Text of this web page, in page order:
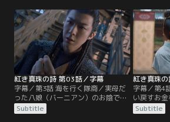
日、崔氏の採取場に昭武康国の豪
商・燕子京（イエン・ズージン）と
謎めいた書生・張晋然（ジャン・ジ
ンラン）が現れ崔定（ツイ・ディ
ン）が開催する真珠の競売会に参加
する。
案内する
語る。一
される郢
いた燕子
彼は張晋
すること
紅き真珠の詩 第03話／字幕
字幕／第3話 海を行く隊商／実母だ
った八娘（バーニアン）のお陰で崔
定（ツイ・ディン）から逃れるも海
に投げ出された端午（ドゥアンウ
Subtitle
紅き真珠
字幕／第4
い戻すお
ンウー）は
ようと考え
Subtitle